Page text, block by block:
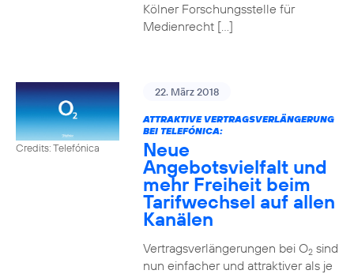
Kölner Forschungsstelle für
Medienrecht […]
Credits: Telefónica
22. März 2018
ATTRAKTIVE VERTRAGSVERLÄNGERUNG
BEI TELEFÓNICA:
Neue
Angebotsvielfalt und
mehr Freiheit beim
Tarifwechsel auf allen
Kanälen
Vertragsverlängerungen bei O2sind
nun einfacher und attraktiver als je